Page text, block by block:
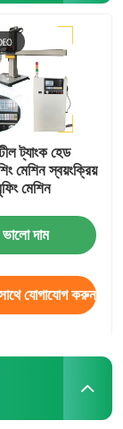
ট্যাংক হেড
মেশিন স্বয়ংক্রিয়
মেশিন
ভালো দাম
যোগাযোগ করুন